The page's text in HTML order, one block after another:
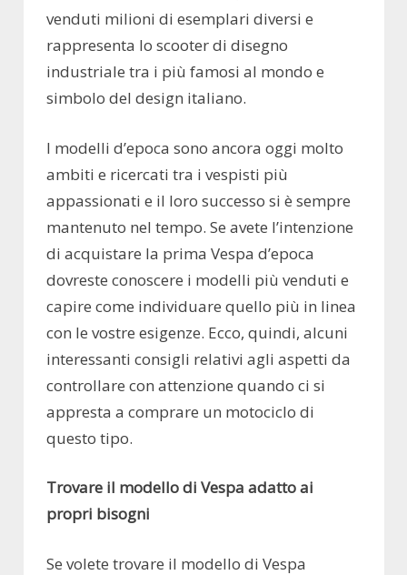
venduti milioni di esemplari diversi e
rappresenta lo scooter di disegno
industriale tra i più famosi al mondo e
simbolo del design italiano.
I modelli d’epoca sono ancora oggi molto
ambiti e ricercati tra i vespisti più
appassionati e il loro successo si è sempre
mantenuto nel tempo. Se avete l’intenzione
di acquistare la prima Vespa d’epoca
dovreste conoscere i modelli più venduti e
capire come individuare quello più in linea
con le vostre esigenze. Ecco, quindi, alcuni
interessanti consigli relativi agli aspetti da
controllare con attenzione quando ci si
appresta a comprare un motociclo di
questo tipo.
Trovare il modello di Vespa adatto ai
propri bisogni
Se volete trovare il modello di Vespa